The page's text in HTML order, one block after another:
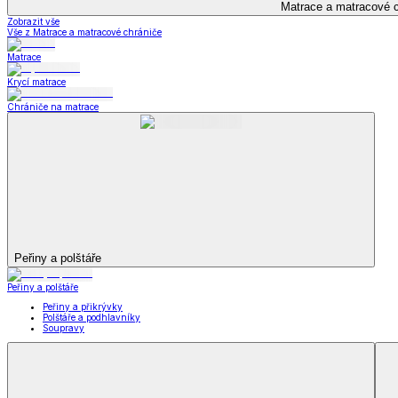
Kuchyňský a jídelní textil
Kuchyňský a jídelní textil
Kuchyňské zástěry a chňapky
Utěrky
Ubrusy a prostírání
Zobrazit vše
Vše z Kuchyňský a jídelní textil
Kuchyňské zástěry a chňapky
Utěrky